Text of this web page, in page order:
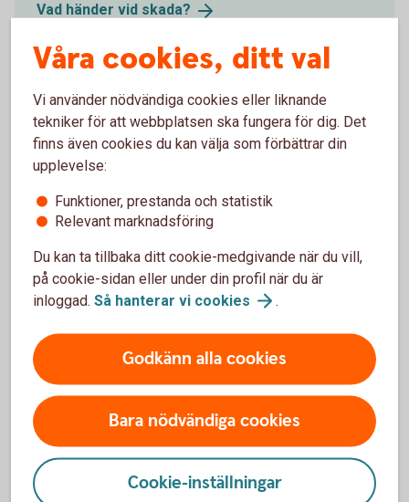
Vad händer vid skada?
Försäkringsgivare
Swedbank FörsäkringAB
Välj innehåll i pensionsplanen
Pensionssparande
Sjukförsäkring företag
Olycksfallsförsäkring
Tjänstegrupplivförsäkring TGL
Våra cookies, ditt val
Vi använder nödvändiga cookies eller liknande
tekniker för att webbplatsen ska fungera för dig. Det
finns även cookies du kan välja som förbättrar din
upplevelse:
Funktioner, prestanda och statistik
Relevant marknadsföring
Du kan ta tillbaka ditt cookie-medgivande när du vill,
på cookie-sidan eller under din profil när du är
inloggad. Så hanterar vi cookies .
Godkänn alla cookies
Bara nödvändiga cookies
Cookie-inställningar